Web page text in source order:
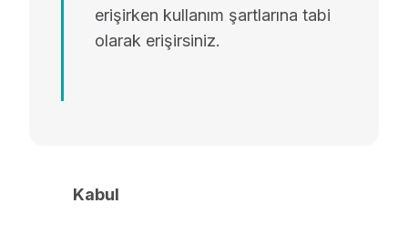
erişirken kullanım şartlarına tabi
olarak erişirsiniz.
Kabul